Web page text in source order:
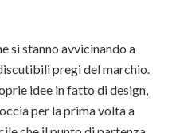
si stanno avvicinando a
pregi del marchio.
idee in fatto di design,
per la prima volta a